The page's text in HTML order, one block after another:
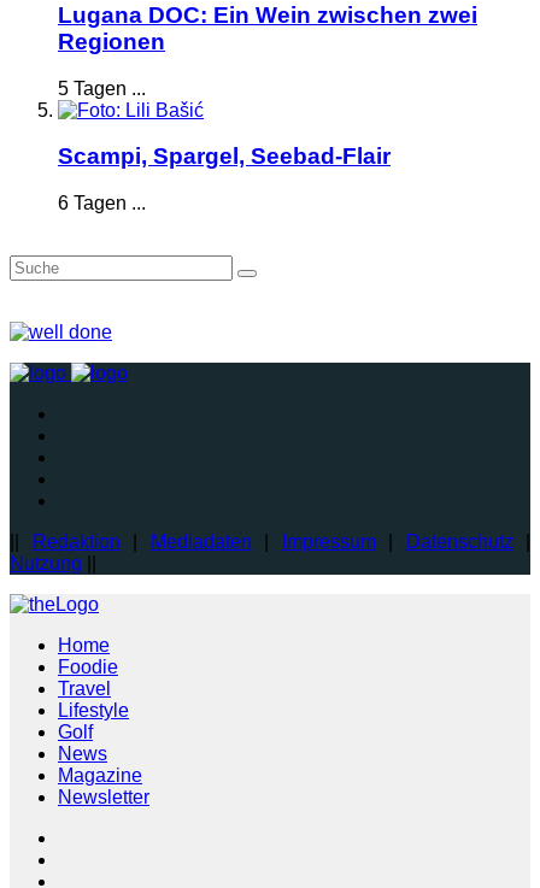
Lugana DOC: Ein Wein zwischen zwei
Regionen
5 Tagen ...
Scampi, Spargel, Seebad-Flair
6 Tagen ...
Redaktion Mediadaten Impressum| Datenschutz
Nutzung
Home
Foodie
Travel
Lifestyle
Golf
News
Magazine
Newsletter